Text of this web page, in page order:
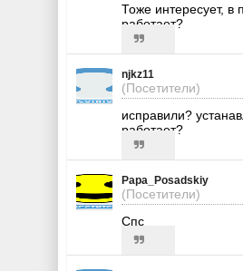
Тоже интересует, в
работает?
njkz11
(Посетители)
исправили?
работает?
Papa_Posadskiy
(Посетители)
Спс